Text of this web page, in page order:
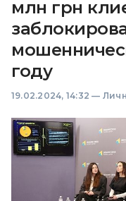
млн ​​грн
году
19.02.2024, 14:32 —